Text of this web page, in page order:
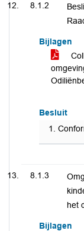
8.1.2
Bijlagen
Besluit
8.1.3
het
Bijlagen